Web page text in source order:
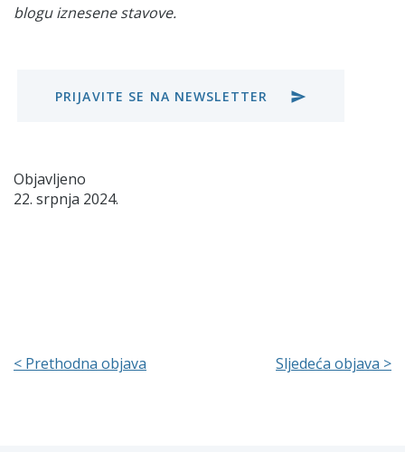
blogu iznesene stavove.
PRIJAVITE SE NA NEWSLETTER send
Objavljeno
22. srpnja 2024.
< Prethodna objava Sljedeća objava >